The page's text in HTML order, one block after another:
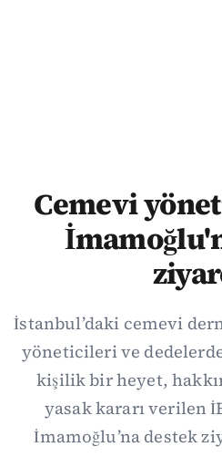
Cemevi
İstanbul’daki cemevi
yöneticileri ve
kişilik bir heyet,
yasak kararı verilen
İmamoğlu’na destek